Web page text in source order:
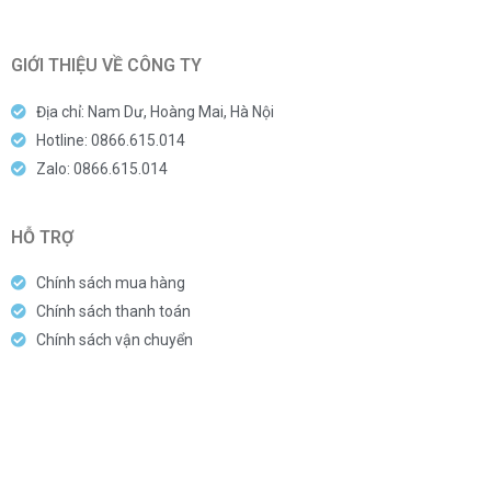
GIỚI THIỆU VỀ CÔNG TY
Địa chỉ: Nam Dư, Hoàng Mai, Hà Nội
Hotline: 0866.615.014
Zalo: 0866.615.014
HỖ TRỢ
Chính sách mua hàng
Chính sách thanh toán
Chính sách vận chuyển